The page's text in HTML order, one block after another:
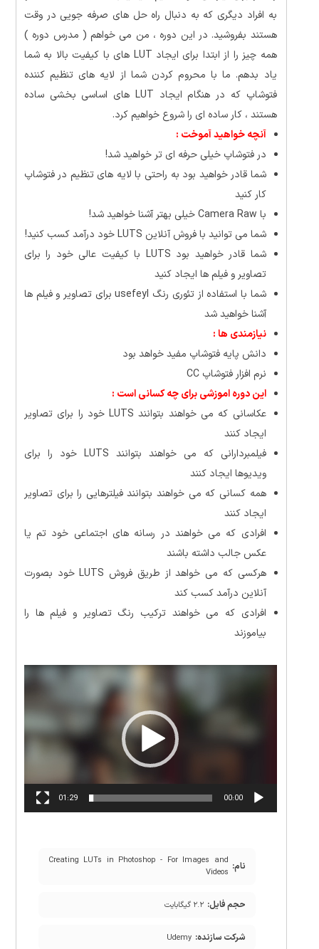
به افراد دیگری که به دنبال راه حل های صرفه جویی در وقت
هستند بفروشید. در این دوره ، من می خواهم ( مدرس دوره )
همه چیز را از ابتدا برای ایجاد LUT های با کیفیت بالا به شما
یاد بدهم. ما با محروم کردن شما از لایه های تنظیم کننده
فتوشاپ که در هنگام ایجاد LUT های اساسی بخشی ساده
هستند ، کار ساده ای را شروع خواهیم کرد.
آنچه خواهید آموخت :
در فتوشاپ خیلی حرفه ای تر خواهید شد!
شما قادر خواهید بود به راحتی با لایه های تنظیم در فتوشاپ
کار کنید
با Camera Raw خیلی بهتر آشنا خواهید شد!
شما می توانید با فروش آنلاین LUTS خود درآمد کسب کنید!
شما قادر خواهید بود LUTS با کیفیت عالی خود را برای
تصاویر و فیلم ها ایجاد کنید
شما با استفاده از تئوری رنگ usefeyl برای تصاویر و فیلم ها
آشنا خواهید شد
نیازمندی ها :
دانش پایه فتوشاپ مفید خواهد بود
نرم افزار فتوشاپ CC
این دوره اموزشی برای چه کسانی است :
عکاسانی که می خواهند بتوانند LUTS خود را برای تصاویر
ایجاد کنند
فیلمبردارانی که می خواهند بتوانند LUTS خود را برای
ویدیوها ایجاد کنند
همه کسانی که می خواهند بتوانند فیلترهایی را برای تصاویر
ایجاد کنند
افرادی که می خواهند در رسانه های اجتماعی خود تم یا
عکس جالب داشته باشند
هرکسی که می خواهد از طریق فروش LUTS خود بصورت
آنلاین درآمد کسب کند
افرادی که می خواهند ترکیب رنگ تصاویر و فیلم ها را
بیاموزند
00:00
01:29
نام: Creating LUTs in Photoshop - For Images and
Videos
حجم فایل: ۲.۲ گیگابایت
شرکت سازنده: Udemy